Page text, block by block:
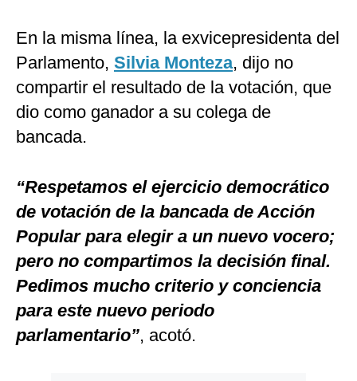
En la misma línea, la exvicepresidenta del
Parlamento, Silvia Monteza, dijo no
compartir el resultado de la votación, que
dio como ganador a su colega de
bancada.
“Respetamos el ejercicio democrático
de votación de la bancada de Acción
Popular para elegir a un nuevo vocero;
pero no compartimos la decisión final.
Pedimos mucho criterio y conciencia
para este nuevo periodo
parlamentario”, acotó.